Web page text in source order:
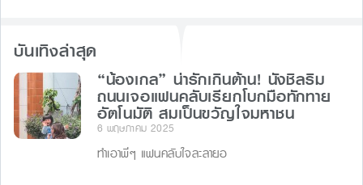
บันเทิงล่าสุด
“น้องเกล” น่ารักเกินต้าน! นั่งชิลริม
ถนนเจอแฟนคลับเรียกโบกมือทักทาย
อัตโนมัติ สมเป็นขวัญใจมหาชน
6 พฤษภาคม 2025
ทำเอาพี่ๆ แฟนคลับใจละลายอ